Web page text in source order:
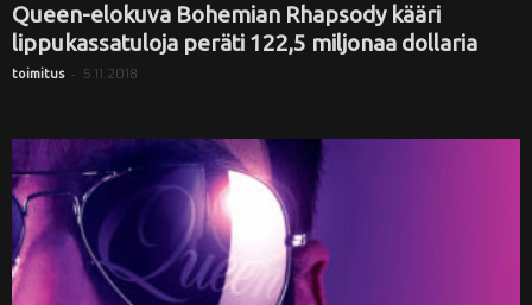
Queen-elokuva Bohemian Rhapsody kääri
lippukassatuloja peräti 122,5 miljonaa dollaria
toimitus - 5.11.2018